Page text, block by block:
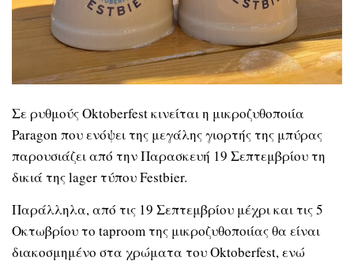
Σε ρυθμούς Oktoberfest κινείται η μικροζυθοποιία
Paragon που ενόψει της μεγάλης γιορτής της μπύρας
παρουσιάζει από την Παρασκευή 19 Σεπτεμβρίου τη
δικιά της lager τύπου Festbier.
Παράλληλα, από τις 19 Σεπτεμβρίου μέχρι και τις 5
Οκτωβρίου το taproom της μικροζυθοποιίας θα είναι
διακοσμημένο στα χρώματα του Oktoberfest, ενώ